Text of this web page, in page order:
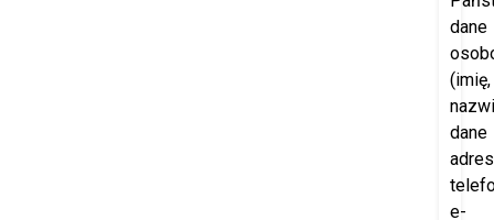
dane
(imię,
dane
e-